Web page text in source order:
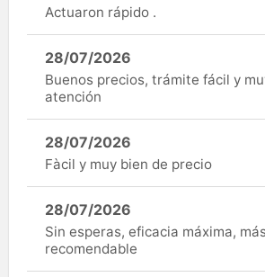
Actuaron rápido .
28/07/2026
Buenos precios, trámite fácil y
atención
28/07/2026
Fàcil y muy bien de precio
28/07/2026
Sin esperas, eficacia máxima,
recomendable